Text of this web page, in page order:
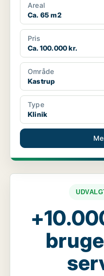
Areal
Ca. 65 m2
Pris
Ca. 100.000 kr.
Område
Kastrup
Type
Klinik